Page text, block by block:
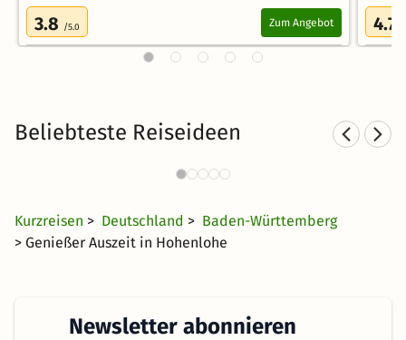
3.8 /5.0 Zum Angebot 4.7
Beliebteste Reiseideen
Familienurlaub in Baden-
Kurzreisen > Deutschland > Baden-Württemberg
> Genießer Auszeit in Hohenlohe
Newsletter abonnieren